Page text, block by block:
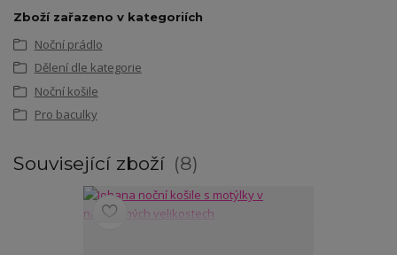
Zboží zařazeno v kategoriích
Noční prádlo
Dělení dle kategorie
Noční košile
Pro baculky
Související zboží 8